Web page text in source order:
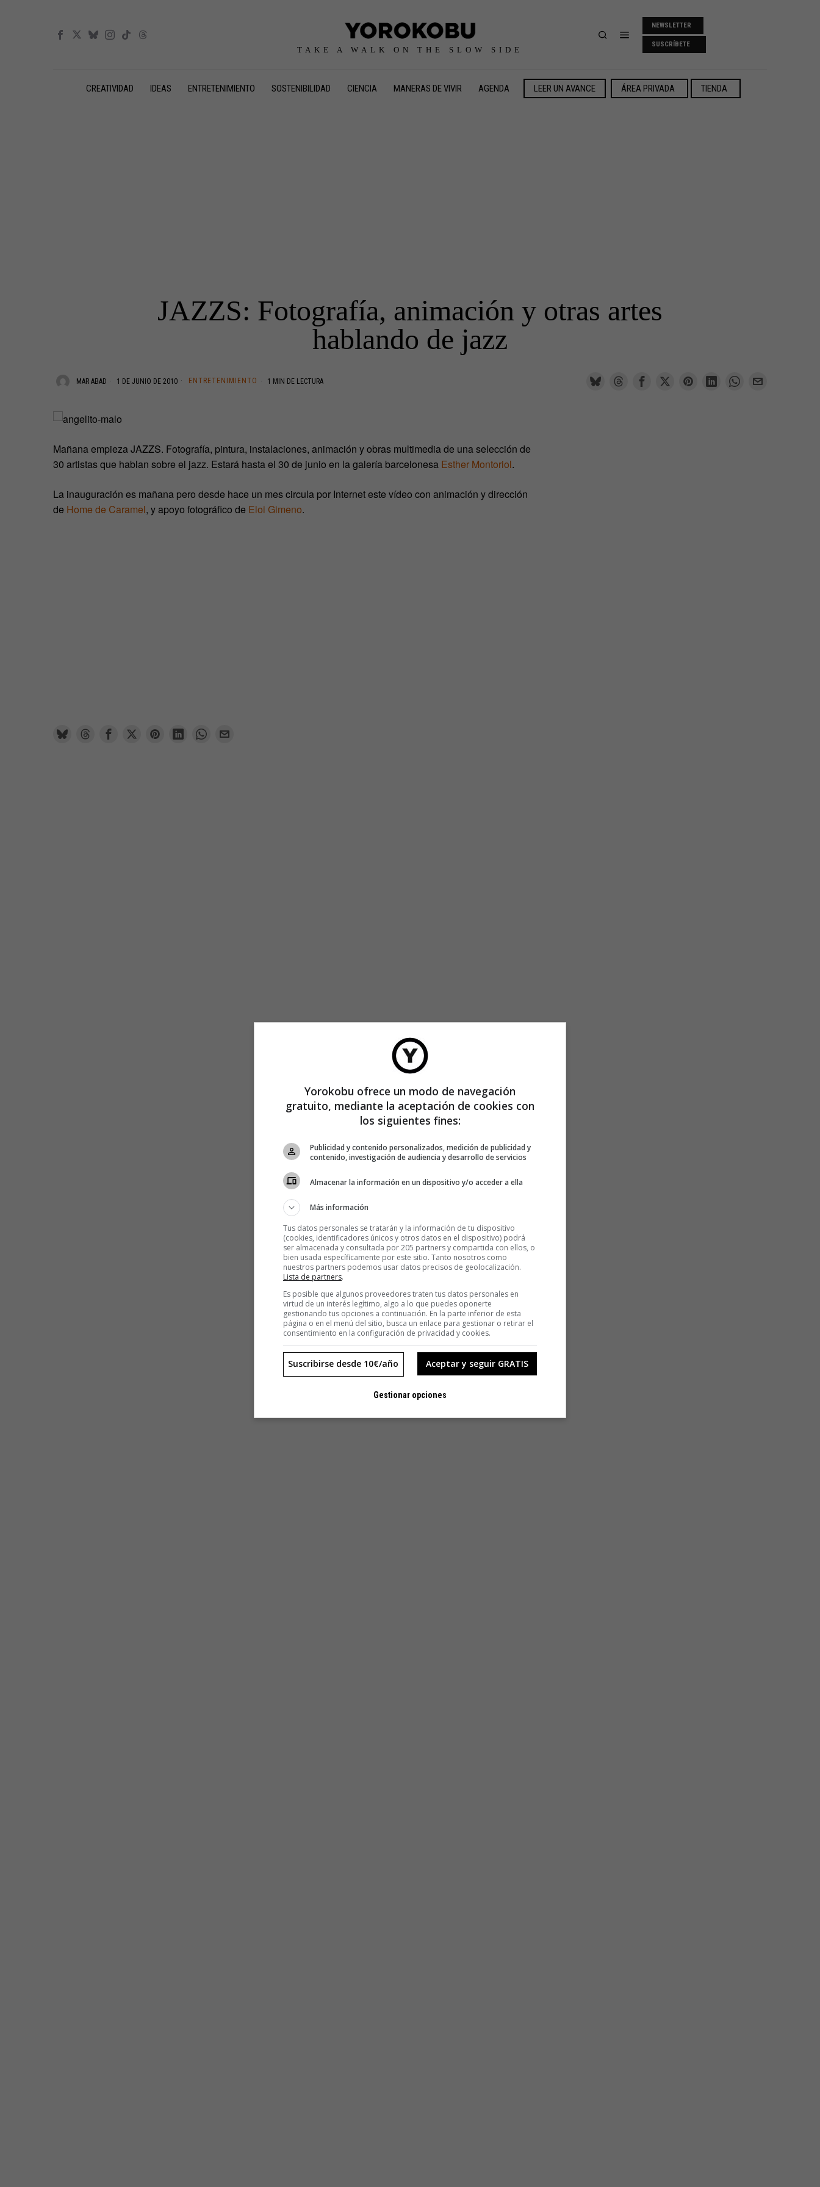
TAKE A WALK ON THE SLOW SIDE
NEWSLETTER
SUSCRÍBETE
CREATIVIDAD IDEAS ENTRETENIMIENTO SOSTENIBILIDAD CIENCIA MANERAS DE VIVIR AGENDA LEER UN AVANCE ÁREA PRIVADA TIENDA
JAZZS: Fotografía, animación y otras artes
hablando de jazz
MAR ABAD 1 DE JUNIO DE 2010 ENTRETENIMIENTO 1 MIN DE LECTURA
Mañana empieza JAZZS. Fotografía, pintura, instalaciones, animación y obras multimedia de una selección de
30 artistas que hablan sobre el jazz. Estará hasta el 30 de junio en la galería barcelonesa Esther Montoriol.
La inauguración es mañana pero desde hace un mes circula por Internet este vídeo con animación y dirección
de Home de Caramel, y apoyo fotográfico de Eloi Gimeno.
Yorokobu ofrece un modo de navegación
gratuito, mediante la aceptación de cookies con
los siguientes fines:
Publicidad y contenido personalizados, medición de publicidad y
contenido, investigación de audiencia y desarrollo de servicios
Almacenar la información en un dispositivo y/o acceder a ella
Más información
Tus datos personales se tratarán y la información de tu dispositivo
(cookies, identificadores únicos y otros datos en el dispositivo) podrá
ser almacenada y consultada por 205 partners y compartida con ellos, o
bien usada específicamente por este sitio. Tanto nosotros como
nuestros partners podemos usar datos precisos de geolocalización.
Lista de partners.
Es posible que algunos proveedores traten tus datos personales en
virtud de un interés legítimo, algo a lo que puedes oponerte
gestionando tus opciones a continuación. En la parte inferior de esta
página o en el menú del sitio, busca un enlace para gestionar o retirar el
consentimiento en la configuración de privacidad y cookies.
Aceptar y seguir GRATIS
Suscribirse desde 10€/año
Gestionar opciones